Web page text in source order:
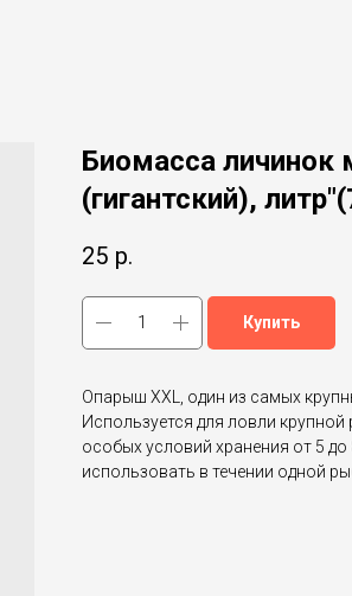
Биомасса
(гигантский),
25 р.
Купить
Опарыш XXL, один из самых
Используется для ловли
особых условий хранения от 5
использовать в течении одной